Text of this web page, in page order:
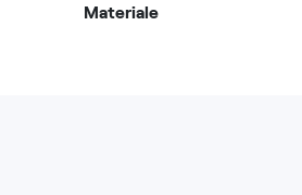
Materiale